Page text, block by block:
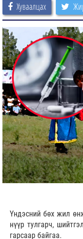
Хуваалцах
Үндэсний бөх жил
нүүр тулгарч,
гарсаар байгаа.